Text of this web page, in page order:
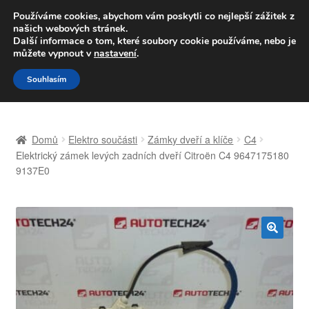
DOPRAVA od 139,-Kč
Volejte po-pá 9-16 704 494 494
Přeskočit
na
navigaci
Přejít
k
obsahu
Celosvětová doprava
Kontakt
Můj účet
Domů Elektro součásti Zámky dveří a klíče
C4
Elektrický zámek levých zadních dveří Citroën C4 9647175180
9137E0
Používáme cookies, abychom vám poskytli co nejlepší zážitek z
našich webových stránek.
Další informace o tom, které soubory cookie používáme, nebo je
můžete vypnout v nastavení.
Souhlasím